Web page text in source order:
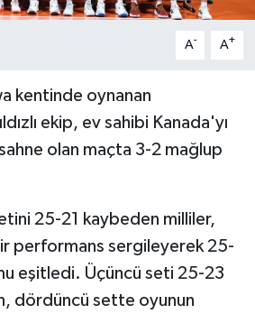
A- A+
kentinde oynanan
ekip, ev sahibi Kanada'yı
olan maçta 3-2 mağlup
25-21 kaybeden milliler,
performans sergileyerek 25-
eşitledi. Üçüncü seti 25-23
dördüncü sette oyunun